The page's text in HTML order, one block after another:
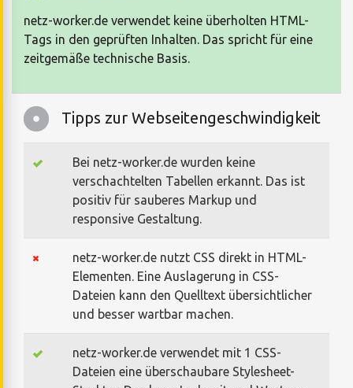
netz-worker.de verwendet keine überholten HTML-
Tags in den geprüften Inhalten. Das spricht für eine
zeitgemäße technische Basis.
Tipps zur Webseitengeschwindigkeit
Bei netz-worker.de wurden keine
verschachtelten Tabellen erkannt. Das ist
positiv für sauberes Markup und
responsive Gestaltung.
netz-worker.de nutzt CSS direkt in HTML-
Elementen. Eine Auslagerung in CSS-
Dateien kann den Quelltext übersichtlicher
und besser wartbar machen.
netz-worker.de verwendet mit 1 CSS-
Dateien eine überschaubare Stylesheet-